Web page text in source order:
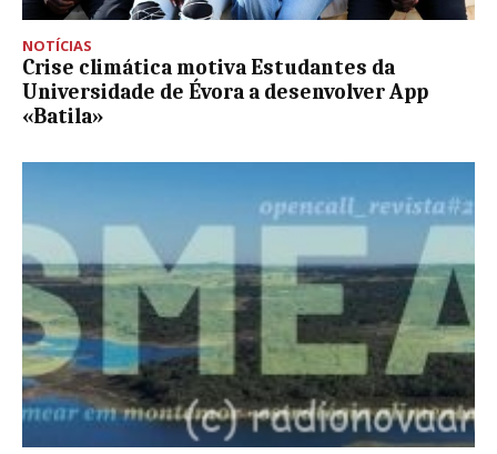
NOTÍCIAS
Crise climática motiva Estudantes da
Universidade de Évora a desenvolver App
«Batila»